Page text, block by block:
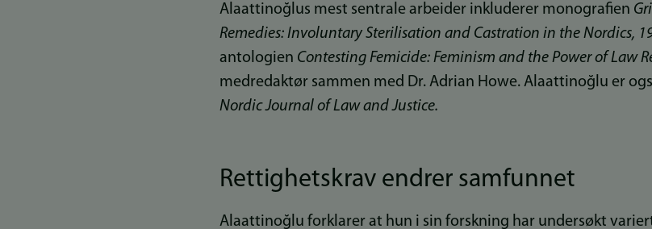
Alaattinoğlus mest sentrale arbeider inkluderer monografien
Remedies: Involuntary Sterilisation and Castration in the Nordics,
antologien Contesting Femicide: Feminism and the Power of Law
medredaktør sammen med Dr. Adrian Howe. Alaattinoğlu er
Nordic Journal of Law and Justice.
Rettighetskrav endrer samfunnet
Alaattinoğlu forklarer at hun i sin forskning har undersøkt